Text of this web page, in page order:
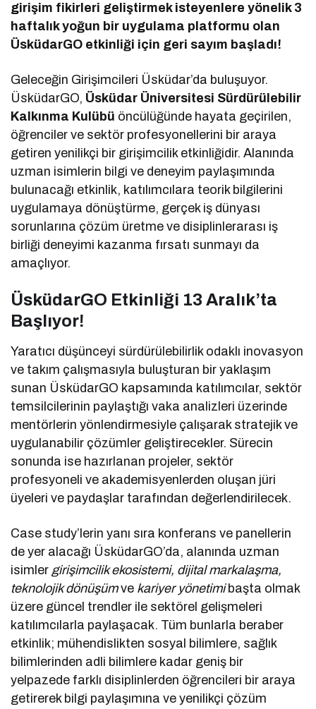
girişim fikirleri geliştirmek isteyenlere yönelik 3
haftalık yoğun bir uygulama platformu olan
ÜsküdarGO etkinliği için geri sayım başladı!
Geleceğin Girişimcileri Üsküdar’da buluşuyor.
ÜsküdarGO, Üsküdar Üniversitesi Sürdürülebilir
Kalkınma Kulübü öncülüğünde hayata geçirilen,
öğrenciler ve sektör profesyonellerini bir araya
getiren yenilikçi bir girişimcilik etkinliğidir. Alanında
uzman isimlerin bilgi ve deneyim paylaşımında
bulunacağı etkinlik, katılımcılara teorik bilgilerini
uygulamaya dönüştürme, gerçek iş dünyası
sorunlarına çözüm üretme ve disiplinlerarası iş
birliği deneyimi kazanma fırsatı sunmayı da
amaçlıyor.
ÜsküdarGO Etkinliği 13 Aralık’ta
Başlıyor!
Yaratıcı düşünceyi sürdürülebilirlik odaklı inovasyon
ve takım çalışmasıyla buluşturan bir yaklaşım
sunan ÜsküdarGO kapsamında katılımcılar, sektör
temsilcilerinin paylaştığı vaka analizleri üzerinde
mentörlerin yönlendirmesiyle çalışarak stratejik ve
uygulanabilir çözümler geliştirecekler. Sürecin
sonunda ise hazırlanan projeler, sektör
profesyoneli ve akademisyenlerden oluşan jüri
üyeleri ve paydaşlar tarafından değerlendirilecek.
Case study’lerin yanı sıra konferans ve panellerin
de yer alacağı ÜsküdarGO’da, alanında uzman
isimlergirişimcilik ekosistemi, dijital markalaşma,
teknolojik dönüşümve kariyer yönetimi başta olmak
üzere güncel trendler ile sektörel gelişmeleri
katılımcılarla paylaşacak. Tüm bunlarla beraber
etkinlik; mühendislikten sosyal bilimlere, sağlık
bilimlerinden adli bilimlere kadar geniş bir
yelpazede farklı disiplinlerden öğrencileri bir araya
getirerek bilgi paylaşımına ve yenilikçi çözüm